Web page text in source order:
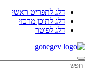
דלג לתפריט ראשי
דלג לתוכן מרכזי
דלג לפוטר